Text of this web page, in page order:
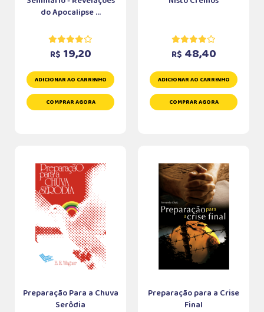
do Apocalipse ...
R$ 19,20
ADICIONAR AO CARRINHO
COMPRAR AGORA
R$ 48,40
ADICIONAR AO CARRINHO
COMPRAR AGORA
Preparação Para a Chuva
Serôdia
Preparação para a Crise
Final